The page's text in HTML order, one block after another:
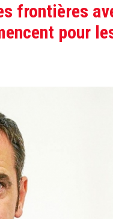
frontières
pour